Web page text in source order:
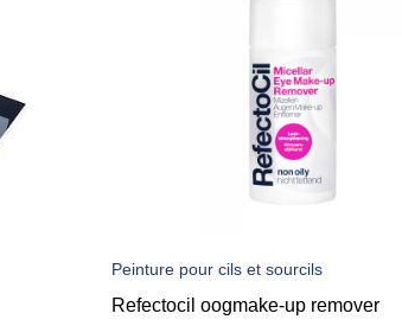
Peinture pour cils et sourcils
Refectocil oogmake-up remover